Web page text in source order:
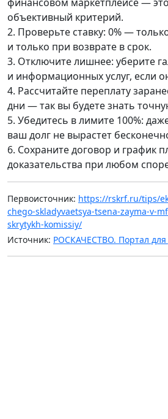
объективный критерий.
2. Проверьте ставку: 0% —
и только при возврате в срок.
3. Отключите лишнее: уберите
и информационных услуг, если
4. Рассчитайте переплату
дни — так вы будете знать
5. Убедитесь в лимите 100%:
ваш долг не вырастет
6. Сохраните договор и график
доказательства при любом
Первоисточник: https://rskrf.ru/tips/
chego-skladyvaetsya-tsena-zayma-v-
skrytykh-komissiy/
Источник: РОСКАЧЕСТВО. Портал для